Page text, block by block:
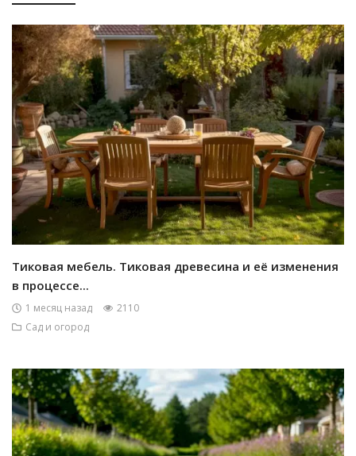
Тиковая мебель. Тиковая древесина и её изменения
в процессе...
1 месяц назад
2110
Сад и огород